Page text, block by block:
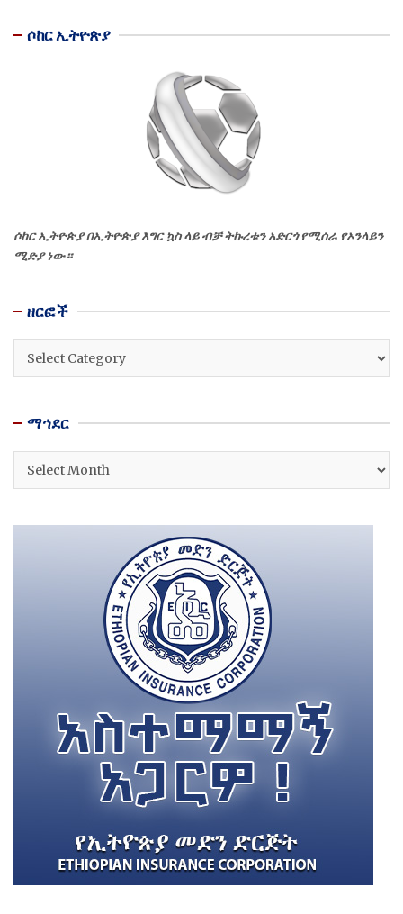
ሶከር ኢትዮጵያ
ሶከር ኢትዮጵያ በኢትዮጵያ እግር ኳስ ላይ ብቻ ትኩረቱን አድርጎ የሚሰራ የኦንላይን
ሚድያ ነው።
ዘርፎች
ዘርፎች
ማኅደር
ማኅደር